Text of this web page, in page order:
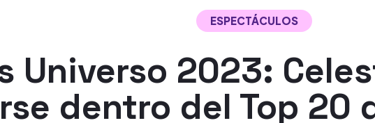
ESPECTÁCULOS
Universo 2023:
dentro del Top 20